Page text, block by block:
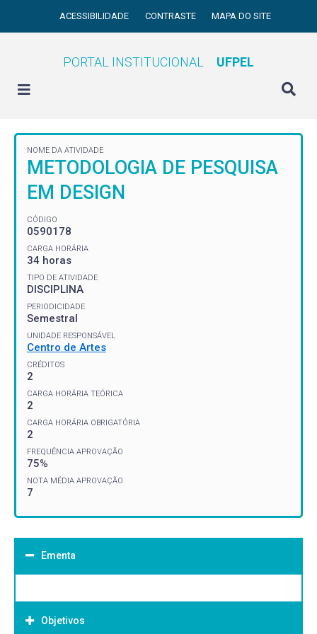
ACESSIBILIDADE CONTRASTE MAPA DO SITE
PORTAL INSTITUCIONAL UFPEL
NOME DA ATIVIDADE
METODOLOGIA DE PESQUISA
EM DESIGN
CÓDIGO
0590178
CARGA HORÁRIA
34 horas
TIPO DE ATIVIDADE
DISCIPLINA
PERIODICIDADE
Semestral
UNIDADE RESPONSÁVEL
Centro de Artes
CRÉDITOS
2
CARGA HORÁRIA TEÓRICA
2
CARGA HORÁRIA OBRIGATÓRIA
2
FREQUÊNCIA APROVAÇÃO
75%
NOTA MÉDIA APROVAÇÃO
7
Ementa
Objetivos